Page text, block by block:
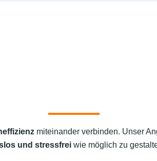
miteinander verbinden. Unser
und stressfrei wie möglich zu